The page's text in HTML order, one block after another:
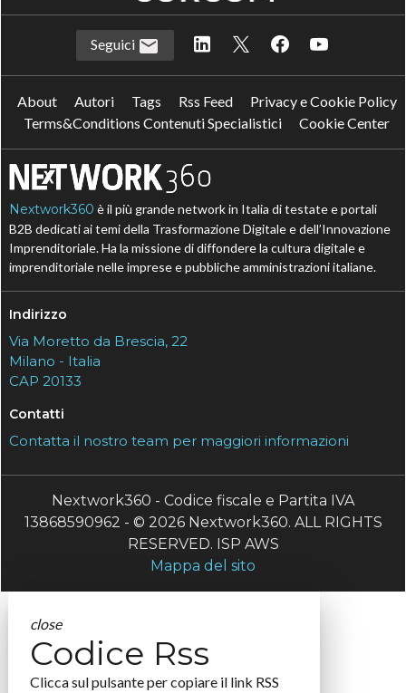
Seguici
About Autori Tags Rss Feed
Privacy e Cookie Policy
Terms&Conditions Contenuti Specialistici
Cookie Center
Nextwork360 è il più grande network in Italia di testate e portali
B2B dedicati ai temi della Trasformazione Digitale e dell’Innovazione
Imprenditoriale. Ha la missione di diffondere la cultura digitale e
imprenditoriale nelle imprese e pubbliche amministrazioni italiane.
Indirizzo
Via Moretto da Brescia, 22
Milano - Italia
CAP 20133
Contatti
Contatta il nostro team per maggiori informazioni
Nextwork360 - Codice fiscale e Partita IVA
13868590962 - © 2026 Nextwork360. ALL RIGHTS
RESERVED. ISP AWS
Mappa del sito
close
Codice Rss
Clicca sul pulsante per copiare il link RSS